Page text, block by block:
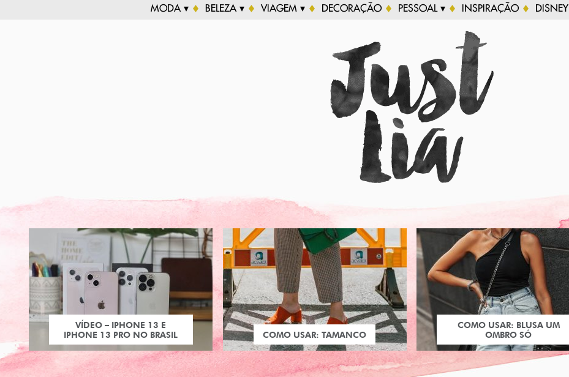
MODA ▾ BELEZA ▾ VIAGEM ▾ DECORAÇÃO PESSOAL ▾ INSPIRAÇÃO DISNEY
VÍDEO – IPHONE 13 E
IPHONE 13 PRO NO BRASIL
COMO USAR: TAMANCO
COMO USAR: BLUSA UM
OMBRO SÓ